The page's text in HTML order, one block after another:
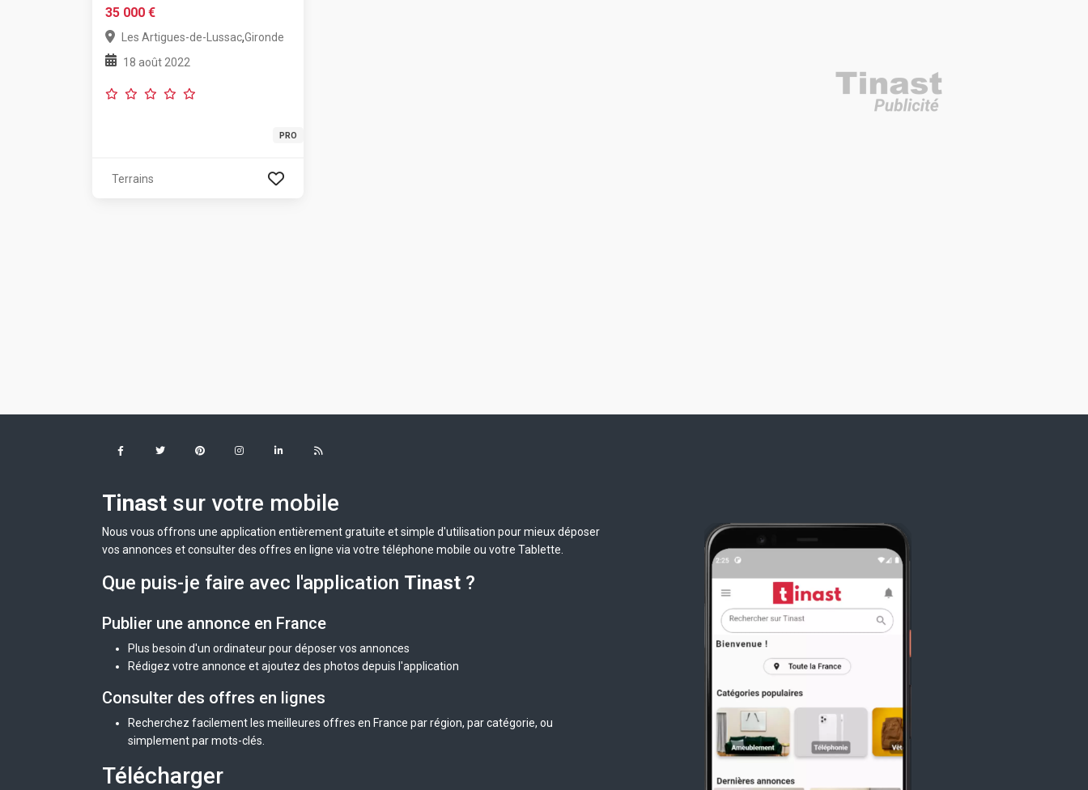
35 000 €
Les Artigues-de-Lussac,Gironde
18 août 2022
PRO
Terrains
Tinast sur votre mobile
Nous vous offrons une application entièrement gratuite et simple d'utilisation pour mieux déposer
vos annonces et consulter des offres en ligne via votre téléphone mobile ou votre Tablette.
Que puis-je faire avec l'application Tinast ?
Publier une annonce en France
Plus besoin d'un ordinateur pour déposer vos annonces
Rédigez votre annonce et ajoutez des photos depuis l'application
Consulter des offres en lignes
Recherchez facilement les meilleures offres en France par région, par catégorie, ou
simplement par mots-clés.
Télécharger